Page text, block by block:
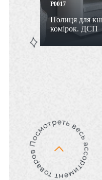
P0017
Полиця для
комірок. ДСП